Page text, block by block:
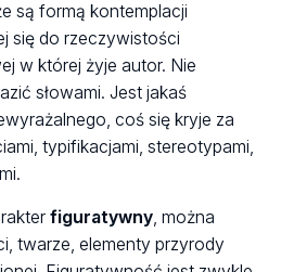
są formą kontemplacji
się do rzeczywistości
w której żyje autor. Nie
słowami. Jest jakaś
coś się kryje za
typifikacjami, stereotypami,
figuratywny , można
twarze, elementy przyrody